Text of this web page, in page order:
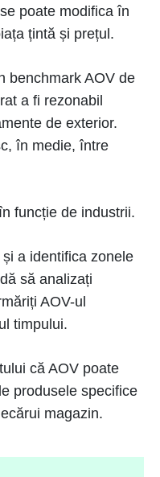
poate modifica în
țintă și prețul.
benchmark AOV de
a fi rezonabil
de exterior.
în medie, între
funcție de industrii.
a identifica zonele
să analizați
AOV-ul
timpului.
că AOV poate
produsele specifice
magazin.